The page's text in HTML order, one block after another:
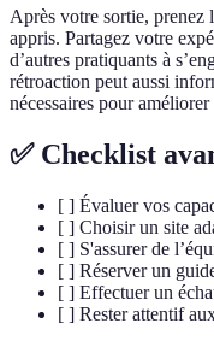
Après votre sortie, prenez
appris. Partagez votre
d’autres pratiquants à
rétroaction peut aussi
nécessaires pour
✅ Checklist
[ ] Évaluer vos
[ ] Choisir un site
[ ] S'assurer de
[ ] Réserver un
[ ] Effectuer un
[ ] Rester attentif